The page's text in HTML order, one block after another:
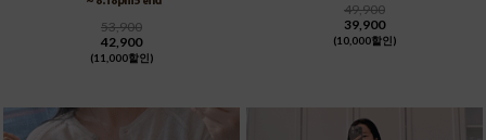
53,900
42,900
(11,000할인)
49,900
39,900
(10,000할인)